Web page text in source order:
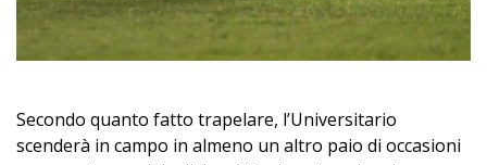
Secondo quanto fatto trapelare, l’Universitario
scenderà in campo in almeno un altro paio di occasioni